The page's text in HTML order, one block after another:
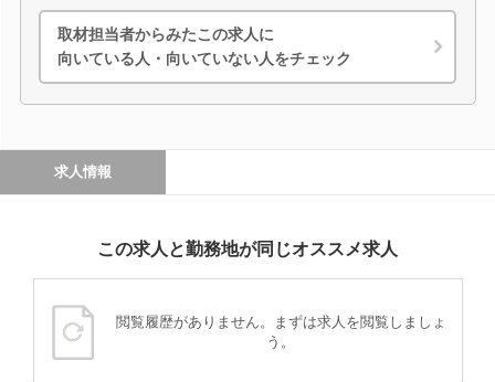
取材担当者からみたこの求人に
向いている人・向いていない人をチェック
求人情報
この求人と勤務地が同じオススメ求人
閲覧履歴がありません。まずは求人を閲覧しましょ
う。